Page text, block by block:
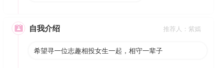
 自我介绍 推荐人：紫嫣
希望寻一位志趣相投女生一起，相守一辈子